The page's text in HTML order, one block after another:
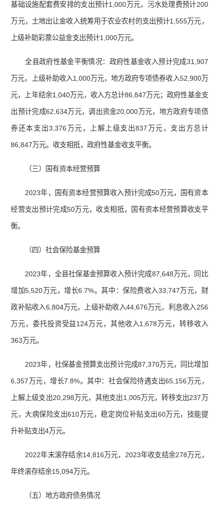
基础设施配套费安排的支出预计1,000万元，污水处理费预计200
万元，土地出让金收入统筹用于农业农村的支出预计1,555万元，
上级补助彩票公益金支出预计1,000万元。
全县政府性基金平衡情况：政府性基金收入预计完成31,907
万元，上级补助收入1,000万元，地方政府专项债券收入52,900万
元，上年结余1,040万元，收入方总计86,847万元；政府性基金支
出预计完成62,634万元，调出资金20,000万元，地方政府专项债
券还本支出3,376万元，上解上级支出837万元，支出方总计
86,847万元。收支相抵，政府性基金收支平衡。
（三）国有资本经营预算
2023年，国有资本经营预算收入预计完成50万元，国有资本
经营支出预计完成50万元，收支相抵，国有资本经营预算收支平
衡。
（四）社会保险基金预算
2023年，全县社保基金预算收入预计完成87,648万元，同比
增加5,520万元，增长6.7%。其中：保险费收入33,747万元，财
政补贴收入6,804万元，上级补助收入44,676万元，利息收入256
万元，委托投资受益124万元，其他收入1,678万元，转移收入
363万元。
2023年，社保基金预算支出预计完成87,370万元，同比增加
6,357万元，增长7.8%。其中：社会保险待遇支出65,156万元，
上解上级支出20,298万元，其他支出1,005万元，转移支出237万
元，大病保险支出610万元，稳定岗位补贴支出60万元，技能提
升补贴支出4万元。
2022年末滚存结余14,816万元，2023年收支结余278万元，
年终滚存结余15,094万元。
（五）地方政府债务情况